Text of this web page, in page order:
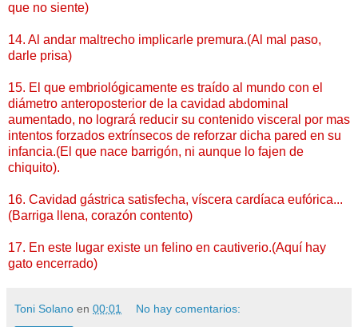
que no siente)
14. Al andar maltrecho implicarle premura.(Al mal paso,
darle prisa)
15. El que embriológicamente es traído al mundo con el
diámetro anteroposterior de la cavidad abdominal
aumentado, no logrará reducir su contenido visceral por mas
intentos forzados extrínsecos de reforzar dicha pared en su
infancia.(El que nace barrigón, ni aunque lo fajen de
chiquito).
16. Cavidad gástrica satisfecha, víscera cardíaca eufórica...
(Barriga llena, corazón contento)
17. En este lugar existe un felino en cautiverio.(Aquí hay
gato encerrado)
Toni Solano en 00:01 No hay comentarios: